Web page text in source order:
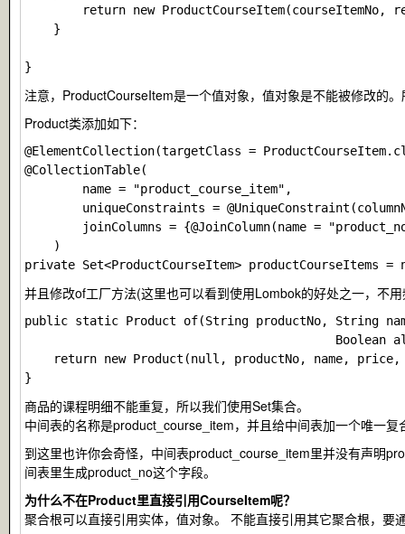
return new ProductCourseItem(courseItemNo,
    }
注意，ProductCourseItem是一个值对象，值对象是不能被修改的
Product类添加如下：
@ElementCollection(targetClass =
@CollectionTable(
        name = "product_course_item",
uniqueConstraints =
joinColumns = {@JoinColumn(name =
    )
并且修改of工厂方法(这里也可以看到使用Lombok的好处之一，不
public static Product of(String productNo, String
Boolean
return new Product(null, productNo, name,
商品的课程明细不能重复，所以我们使用Set集合。
中间表的名称是product_course_item，并且给中间表加一个唯一
到这里也许你会奇怪，中间表product_course_item里并没有声明
间表里生成product_no这个字段。
为什么不在Product里直接引用CourseItem呢？
聚合根可以直接引用实体，值对象。 不能直接引用其它聚合根，要